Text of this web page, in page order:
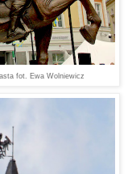
fot. Ewa Wolniewicz